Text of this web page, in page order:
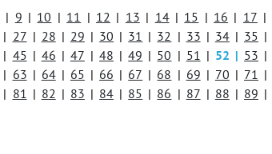
| 9 | 10 | 11 | 12 | 13 | 14 | 15 | 16 | 17 |
| 27 | 28 | 29 | 30 | 31 | 32 | 33 | 34 | 35 |
| 45 | 46 | 47 | 48 | 49 | 50 | 51 | 52 | 53 |
| 63 | 64 | 65 | 66 | 67 | 68 | 69 | 70 | 71 |
| 81 | 82 | 83 | 84 | 85 | 86 | 87 | 88 | 89 |